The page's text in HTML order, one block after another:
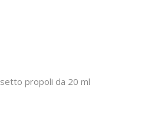
propoli da 20 ml